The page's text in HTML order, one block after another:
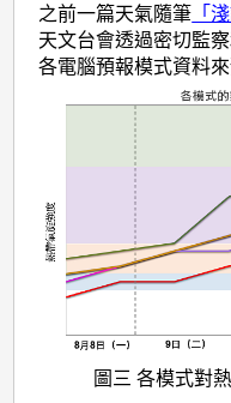
之前一篇天氣隨筆 「
天文台會透過密切監
各電腦預報模式資料
圖三 各模式對